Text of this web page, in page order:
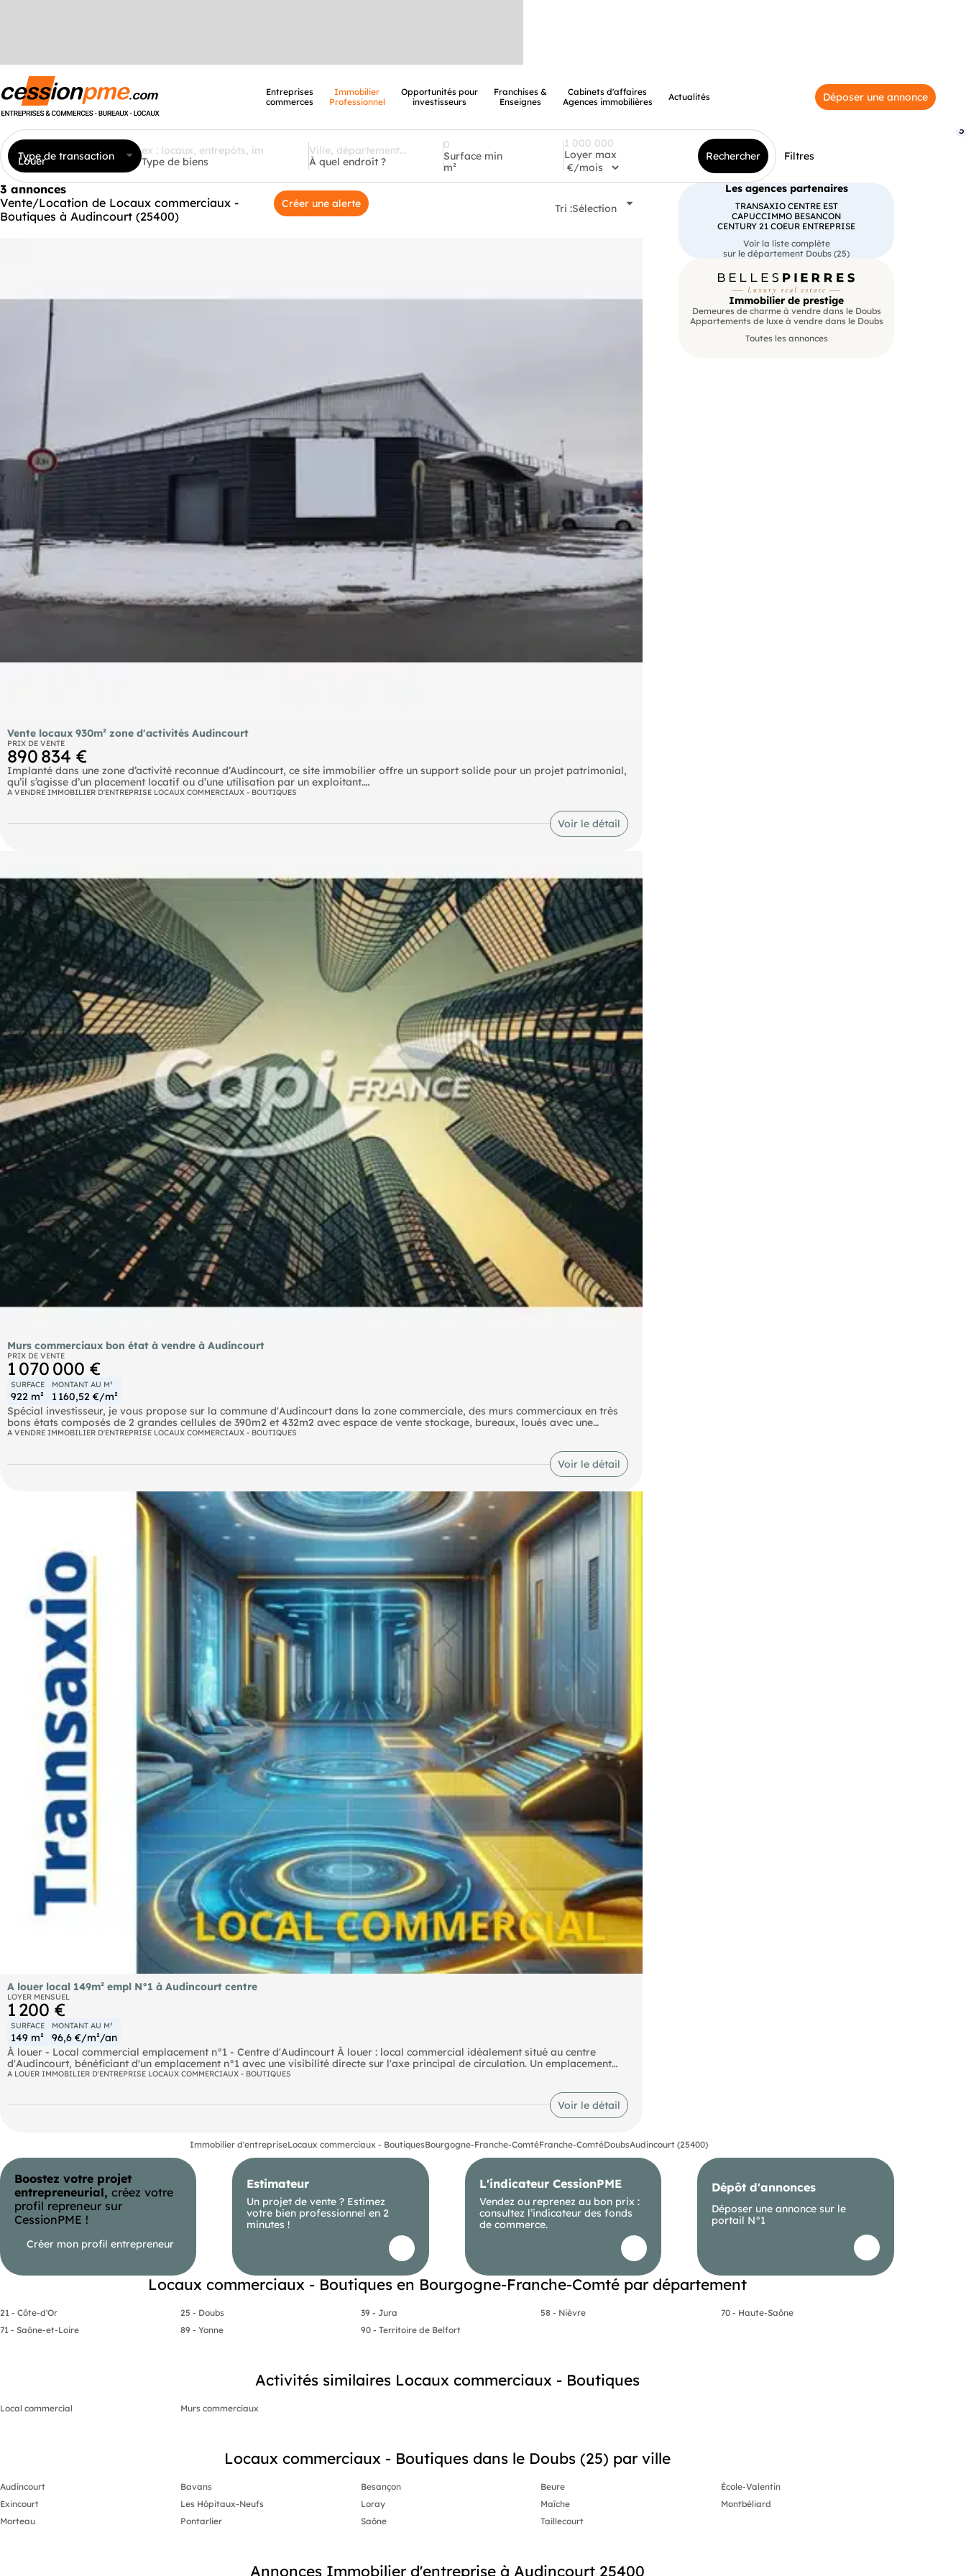
Entreprises
commerces
Immobilier
Professionnel
Opportunités pour
investisseurs
Franchises &
Enseignes
Cabinets d'affaires
Agences immobilières
Actualités Déposer une annonce
Type de transaction
Louer Type de biens À quel endroit ?
Surface min
m²
Loyer max Rechercher Filtres
3
3 annonces
Vente/Location de Locaux commerciaux -
Boutiques à Audincourt (25400)
Créer une alerte Tri :Sélection
Vente locaux 930m² zone d'activités Audincourt
PRIX DE VENTE
890 834 €
Implanté dans une zone d’activité reconnue d’Audincourt, ce site immobilier offre un support solide pour un projet patrimonial,
qu’il s’agisse d’un placement locatif ou d’une utilisation par un exploitant.
Une partie des locaux est déjà occupée par des locataires, assurant un flux de loyers annuels proche de 76 800 € HT. D’autres
Propriété indépendante sur son terrain
Revenus existants
Espaces modulables selon les projets
Accès et stationnement aisés
Adapté à un investisseur comme à un utilisateur final
Les éléments complets du dossier ainsi que les données financières pourront être transmis après un premier échange.
Les informations sur les risques auxquels ce bien est exposé sont disponibles sur le site Géorisques :
Prix de cession honoraires d’agence HT inclus : 890 834 €
Prix de cession hors honoraires d’agence : 850 001 €
Honoraires d'agence charge acquéreur : 40 833 € HT + 8 166,6 € TVA, soit 48 999,6 € TTC
- EI
- Agent commercial immatriculé au RSAC de Belfort sous le numéro 792 478 299
A VENDRE IMMOBILIER D'ENTREPRISE LOCAUX COMMERCIAUX - BOUTIQUES
Voir le détail
Murs commerciaux bon état à vendre à Audincourt
PRIX DE VENTE
1 070 000 €
SURFACE
922 m²
MONTANT AU M²
1 160,52 €/m²
Spécial investisseur, je vous propose sur la commune d'Audincourt dans la zone commerciale, des murs commerciaux en très
bons états composés de 2 grandes cellules de 390m2 et 432m2 avec espace de vente stockage, bureaux, loués avec une
excellente rentabilité.
Un dossier complet pourra être transmis après 1er appel téléphonique.
Les informations sur les risques auxquels ce bien est exposé sont disponibles sur le site Géorisques : georisques. gouv. fr.
() Entrepreneur Individuel - Réf.930465
A VENDRE IMMOBILIER D'ENTREPRISE LOCAUX COMMERCIAUX - BOUTIQUES
Voir le détail
A louer local 149m² empl N°1 à Audincourt centre
LOYER MENSUEL
1 200 €
SURFACE
149 m²
MONTANT AU M²
96,6 €/m²/an
À louer - Local commercial emplacement n°1 - Centre d'Audincourt À louer : local commercial idéalement situé au centre
d'Audincourt, bénéficiant d'un emplacement n°1 avec une visibilité directe sur l'axe principal de circulation. Un emplacement
rare, parfaitement adapté pour une activité de bureaux, une profession libérale ou un service de proximité. Caractéristiques : -
disponible immédiatement - Accès facile et environnement commerçant attractif Conditions de location : - Loyer annuel HT : 14
400 Euros Une opportunité idéale pour implanter ou développer votre activité dans un secteur recherché et fréquenté. Pour plus
A LOUER IMMOBILIER D'ENTREPRISE LOCAUX COMMERCIAUX - BOUTIQUES
Voir le détail
Les agences partenaires
TRANSAXIO CENTRE EST
CAPUCCIMMO BESANCON
CENTURY 21 COEUR ENTREPRISE
Voir la liste complète
sur le département Doubs (25)
Immobilier de prestige
Demeures de charme à vendre dans le Doubs
Appartements de luxe à vendre dans le Doubs
Toutes les annonces
Immobilier d'entrepriseLocaux commerciaux - BoutiquesBourgogne-Franche-ComtéFranche-ComtéDoubsAudincourt (25400)
Boostez votre projet
entrepreneurial, créez votre
profil repreneur sur
CessionPME !
Créer mon profil entrepreneur
Estimateur
Un projet de vente ? Estimez
votre bien professionnel en 2
minutes !
L'indicateur CessionPME
Vendez ou reprenez au bon prix :
consultez l’indicateur des fonds
de commerce.
Dépôt d'annonces
Déposer une annonce sur le
portail N°1
Locaux commerciaux - Boutiques en Bourgogne-Franche-Comté par département
21 - Côte-d'Or 25 - Doubs 39 - Jura 58 - Nièvre
70 - Haute-Saône
71 - Saône-et-Loire
89 - Yonne 90 - Territoire de Belfort
Activités similaires Locaux commerciaux - Boutiques
Local commercial Murs commerciaux
Locaux commerciaux - Boutiques dans le Doubs (25) par ville
Audincourt Bavans Besançon Beure
École-Valentin
Exincourt
Les Hôpitaux-Neufs Loray Maîche
Montbéliard
Morteau
Pontarlier Saône Taillecourt
Annonces Immobilier d'entreprise à Audincourt 25400